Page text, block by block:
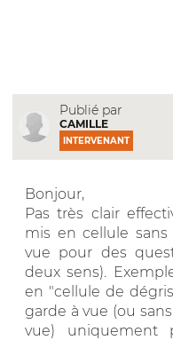
Publié par
CAMILLE
INTERVENANT
Bonjour,
Pas très clair
mis en cellule
vue pour des
deux sens).
en "cellule de
garde à vue (ou
vue) uniquement